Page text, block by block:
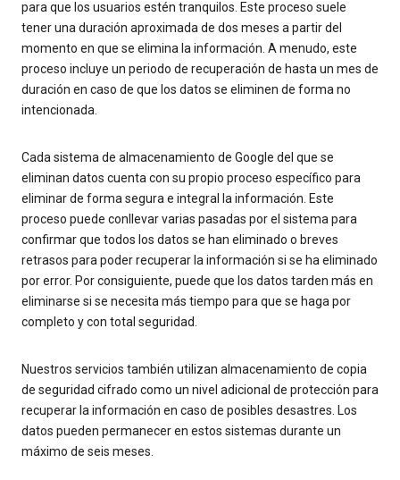
para que los usuarios estén tranquilos. Este proceso suele
tener una duración aproximada de dos meses a partir del
momento en que se elimina la información. A menudo, este
proceso incluye un periodo de recuperación de hasta un mes de
duración en caso de que los datos se eliminen de forma no
intencionada.
Cada sistema de almacenamiento de Google del que se
eliminan datos cuenta con su propio proceso específico para
eliminar de forma segura e integral la información. Este
proceso puede conllevar varias pasadas por el sistema para
confirmar que todos los datos se han eliminado o breves
retrasos para poder recuperar la información si se ha eliminado
por error. Por consiguiente, puede que los datos tarden más en
eliminarse si se necesita más tiempo para que se haga por
completo y con total seguridad.
Nuestros servicios también utilizan almacenamiento de copia
de seguridad cifrado como un nivel adicional de protección para
recuperar la información en caso de posibles desastres. Los
datos pueden permanecer en estos sistemas durante un
máximo de seis meses.